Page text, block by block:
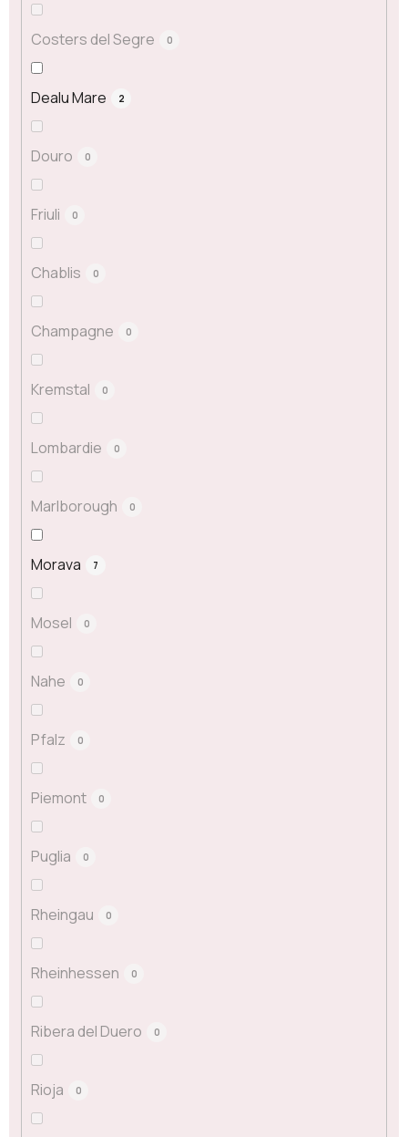
Costers del Segre 0
Dealu Mare 2
Douro 0
Friuli 0
Chablis 0
Champagne 0
Kremstal 0
Lombardie 0
Marlborough 0
Morava 7
Mosel 0
Nahe 0
Pfalz 0
Piemont 0
Puglia 0
Rheingau 0
Rheinhessen 0
Ribera del Duero 0
Rioja 0